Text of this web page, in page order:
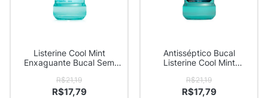
Listerine Cool Mint
Enxaguante Bucal Sem
Álcool 500ml
R$21,19
R$17,79
Antisséptico Bucal
Listerine Cool Mint
R$21,19
R$17,79